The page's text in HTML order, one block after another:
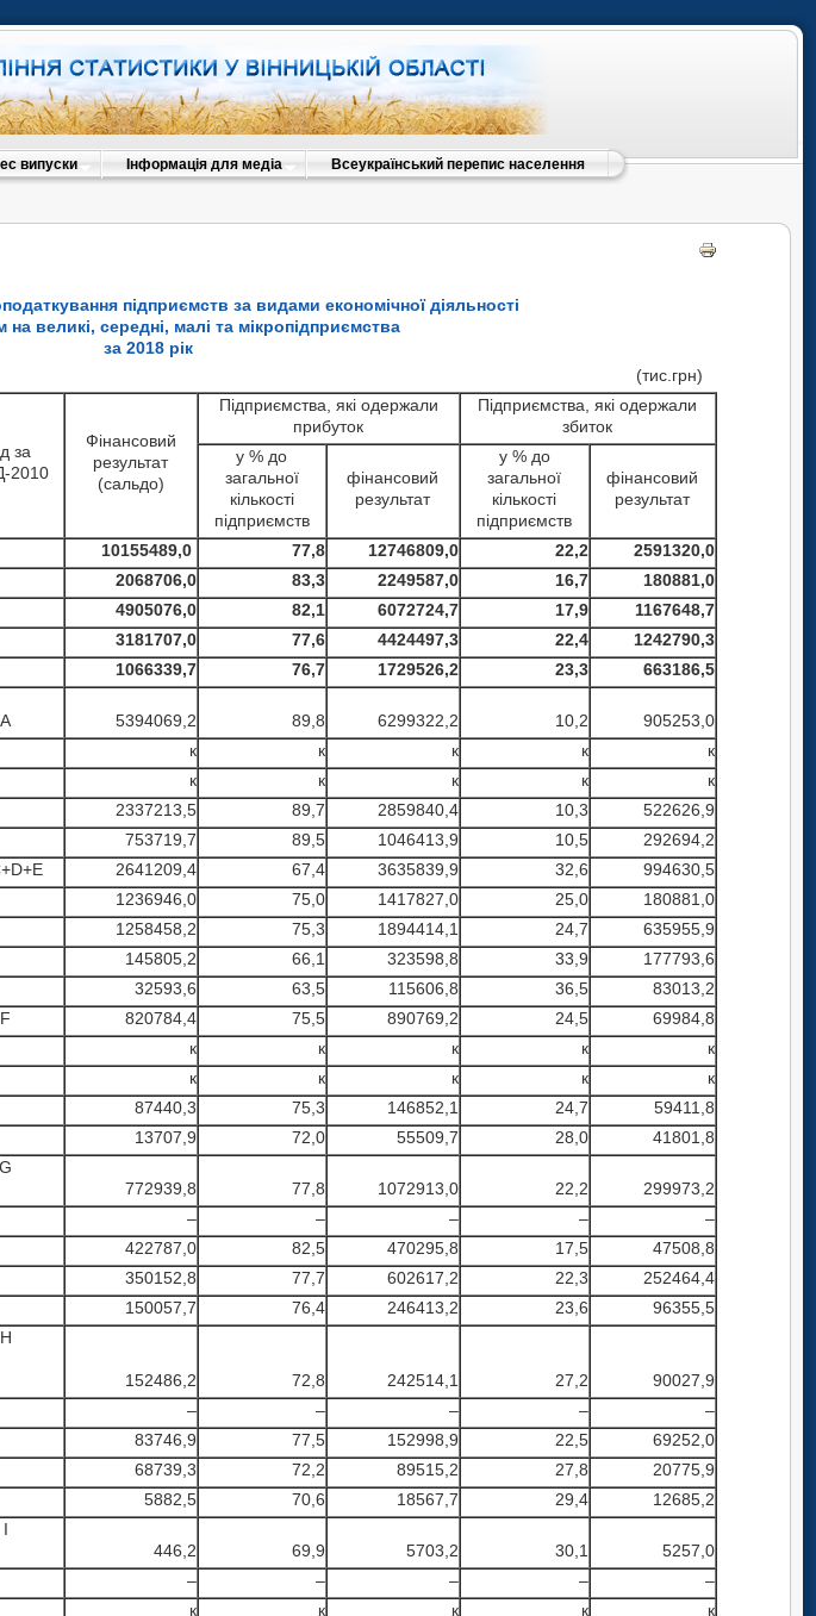
випуски Інформація для медіа Всеукраїнський перепис населення
підприємств за видами економічної діяльності
на великі, середні, малі та мікропідприємства
за 2018 рік
(тис.грн)
за
2010
Фінансовий
результат
(сальдо)
Підприємства, які одержали
прибуток
Підприємства, які одержали
збиток
у % до
загальної
кількості
підприємств
фінансовий
результат
у % до
загальної
кількості
підприємств
фінансовий
результат
10155489,0 77,8 12746809,0 22,2
2591320,0
2068706,0 83,3 2249587,0 16,7
180881,0
4905076,0 82,1 6072724,7 17,9
1167648,7
3181707,0 77,6 4424497,3 22,4
1242790,3
1066339,7 76,7 1729526,2 23,3
663186,5
A 5394069,2 89,8 6299322,2 10,2
905253,0
к к к к
к
к к к к
к
2337213,5 89,7 2859840,4 10,3
522626,9
753719,7 89,5 1046413,9 10,5
292694,2
2641209,4 67,4 3635839,9 32,6
994630,5
1236946,0 75,0 1417827,0 25,0
180881,0
1258458,2 75,3 1894414,1 24,7
635955,9
145805,2 66,1 323598,8 33,9
177793,6
32593,6 63,5 115606,8 36,5
83013,2
F 820784,4 75,5 890769,2 24,5
69984,8
к к к к
к
к к к к
к
87440,3 75,3 146852,1 24,7
59411,8
13707,9 72,0 55509,7 28,0
41801,8
G
772939,8
77,8 1072913,0 22,2
299973,2
– – – –
–
422787,0 82,5 470295,8 17,5
47508,8
350152,8 77,7 602617,2 22,3
252464,4
150057,7 76,4 246413,2 23,6
96355,5
H
152486,2 72,8 242514,1 27,2
90027,9
– – – –
–
83746,9 77,5 152998,9 22,5
69252,0
68739,3 72,2 89515,2 27,8
20775,9
5882,5 70,6 18567,7 29,4
12685,2
I
446,2
69,9 5703,2 30,1
5257,0
– – – –
–
к к к к
к